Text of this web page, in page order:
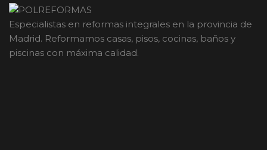
Especialistas en reformas integrales en la provincia de
Madrid. Reformamos casas, pisos, cocinas, baños y
piscinas con máxima calidad.